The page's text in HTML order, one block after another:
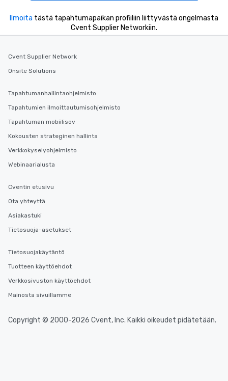
Ilmoita tästä tapahtumapaikan profiiliin liittyvästä ongelmasta
Cvent Supplier Networkiin.
Cvent Supplier Network
Onsite Solutions
Tapahtumanhallintaohjelmisto
Tapahtumien ilmoittautumisohjelmisto
Tapahtuman mobiilisov
Kokousten strateginen hallinta
Verkkokyselyohjelmisto
Webinaarialusta
Cventin etusivu
Ota yhteyttä
Asiakastuki
Tietosuoja-asetukset
Tietosuojakäytäntö
Tuotteen käyttöehdot
Verkkosivuston käyttöehdot
Mainosta sivuillamme
Copyright © 2000-2026 Cvent, Inc. Kaikki oikeudet pidätetään.